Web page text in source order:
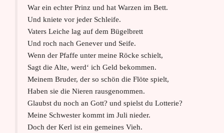
War ein echter Prinz und hat Warzen im Bett.
Und kniete vor jeder Schleife.
Vaters Leiche lag auf dem Bügelbrett
Und roch nach Genever und Seife.
Wenn der Pfaffe unter meine Röcke schielt,
Sagt die Alte, werd‘ ich Geld bekommen.
Meinem Bruder, der so schön die Flöte spielt,
Haben sie die Nieren rausgenommen.
Glaubst du noch an Gott? und spielst du Lotterie?
Meine Schwester kommt im Juli nieder.
Doch der Kerl ist ein gemeines Vieh.